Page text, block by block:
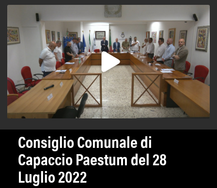
Consiglio Comunale di
Capaccio Paestum del 28
Luglio 2022